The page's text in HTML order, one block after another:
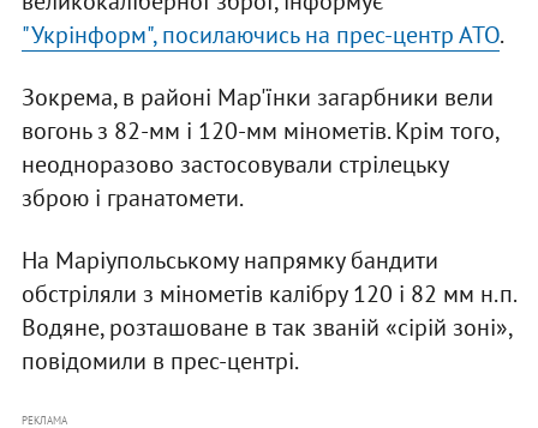
"Укрінформ", посилаючись на прес-центр АТО.
Зокрема, в районі Мар'їнки загарбники вели
вогонь з 82-мм і 120-мм мінометів. Крім того,
неодноразово застосовували стрілецьку
зброю і гранатомети.
На Маріупольському напрямку бандити
обстріляли з мінометів калібру 120 і 82 мм н.п.
Водяне, розташоване в так званій «сірій зоні»,
повідомили в прес-центрі.
РЕКЛАМА